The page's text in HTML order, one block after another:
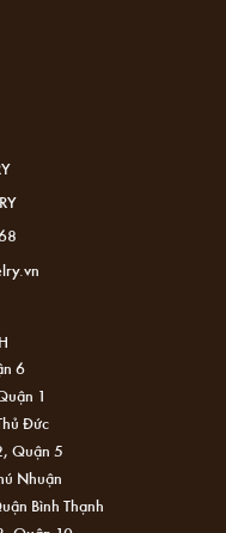
6
1
Đức
Quận 5
Nhuận
Bình Thạnh